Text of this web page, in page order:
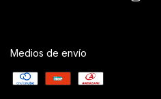
Medios de envío